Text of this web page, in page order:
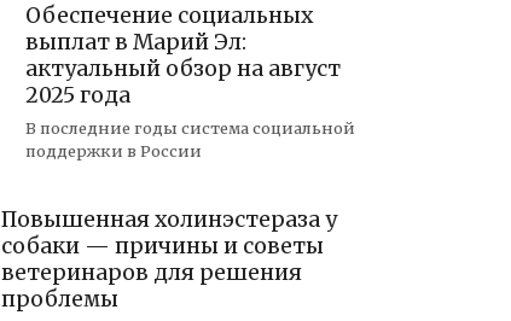
Обеспечение социальных
выплат в Марий Эл:
актуальный обзор на август
2025 года
В последние годы система социальной
поддержки в России
Повышенная холинэстераза у
собаки — причины и советы
ветеринаров для решения
проблемы